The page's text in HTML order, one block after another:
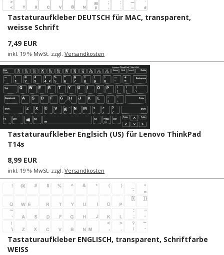
Tastaturaufkleber DEUTSCH für MAC, transparent,
weisse Schrift
7,49 EUR
inkl. 19 % MwSt. zzgl. Versandkosten
Tastaturaufkleber Englsich (US) für Lenovo ThinkPad
T14s
8,99 EUR
inkl. 19 % MwSt. zzgl. Versandkosten
Tastaturaufkleber ENGLISCH, transparent, Schriftfarbe
WEISS